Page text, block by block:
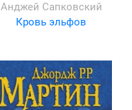
Анджей Сапковский
Кровь эльфов